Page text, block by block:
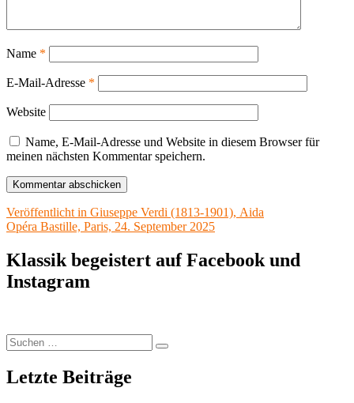
Name *
E-Mail-Adresse *
Website
Name, E-Mail-Adresse und Website in diesem Browser für
meinen nächsten Kommentar speichern.
Beitragsnavigation
Veröffentlicht in Giuseppe Verdi (1813-1901), Aida
Opéra Bastille, Paris, 24. September 2025
Klassik begeistert auf Facebook und
Instagram
Suchen
nach:
Suchen
Letzte Beiträge